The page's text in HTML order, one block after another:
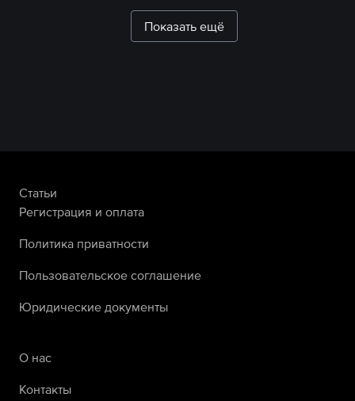
Показать ещё
Статьи
Регистрация и оплата
Политика приватности
Пользовательское соглашение
Юридические документы
О нас
Контакты